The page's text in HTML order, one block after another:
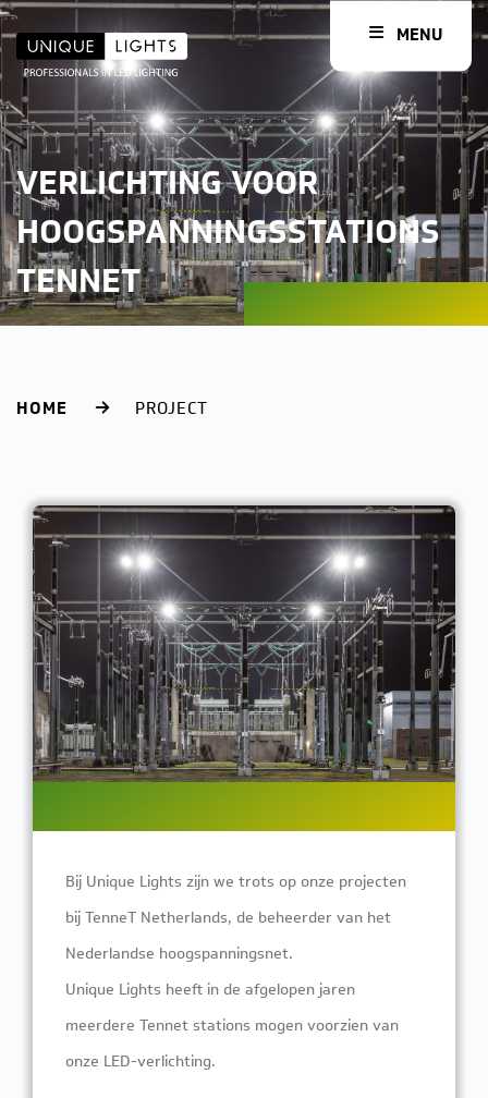
MENU
VERLICHTING VOOR
HOOGSPANNINGSSTATIONS
TENNET
HOME PROJECT
Bij Unique Lights zijn we trots op onze projecten
bij TenneT Netherlands, de beheerder van het
Nederlandse hoogspanningsnet.
Unique Lights heeft in de afgelopen jaren
meerdere Tennet stations mogen voorzien van
onze LED-verlichting.